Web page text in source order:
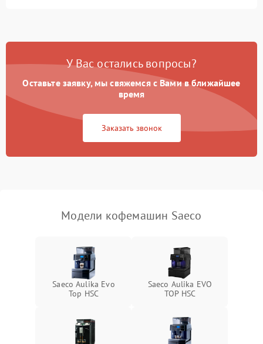
Постоянные сбои в работе 1500 ₽ Подробнее →
У Вас остались вопросы?
Оставьте заявку, мы свяжемся с Вами в ближайшее
время
Заказать звонок
Модели кофемашин Saeco
Saeco Aulika Evo
Top HSC
Saeco Aulika EVO
TOP HSC